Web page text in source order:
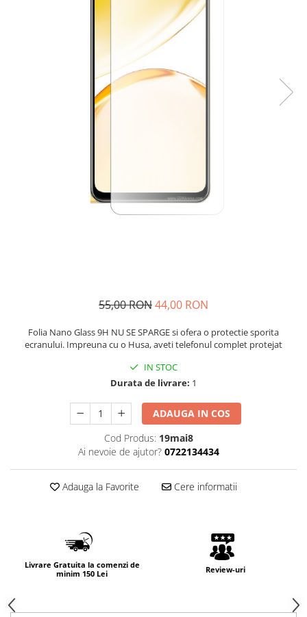
55,00 RON44,00 RON
Folia Nano Glass 9H NU SE SPARGE si ofera o protectie sporita
ecranului. Impreuna cu o Husa, aveti telefonul complet protejat
IN STOC
Durata de livrare: 1
ADAUGA IN COS
Cod Produs: 19mai8
Ai nevoie de ajutor? 0722134434
Adauga la Favorite Cere informatii
Livrare Gratuita la comenzi de
minim 150 Lei
Review-uri